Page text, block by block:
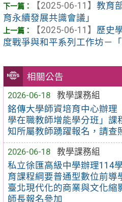
相關公告
2026-06-18
教學課務組
銘傳大學師資培育中心辦理
學在職教師增能學分班」課
知所屬教師踴躍報名，請查
2026-06-18
教學課務組
私立徐匯高級中學辦理114
育課程綱要普通型數位前導
臺北現代化的商業與文化縮
師長報名參加
【2025-06-11】 教育
育永續發展共識會議」
【2025-06-11】 歷史
度戰爭與和平系列工作坊－